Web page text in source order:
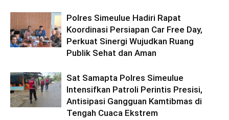
Polres Simeulue Hadiri Rapat
Koordinasi Persiapan Car Free Day,
Perkuat Sinergi Wujudkan Ruang
Publik Sehat dan Aman
Sat Samapta Polres Simeulue
Intensifkan Patroli Perintis Presisi,
Antisipasi Gangguan Kamtibmas di
Tengah Cuaca Ekstrem